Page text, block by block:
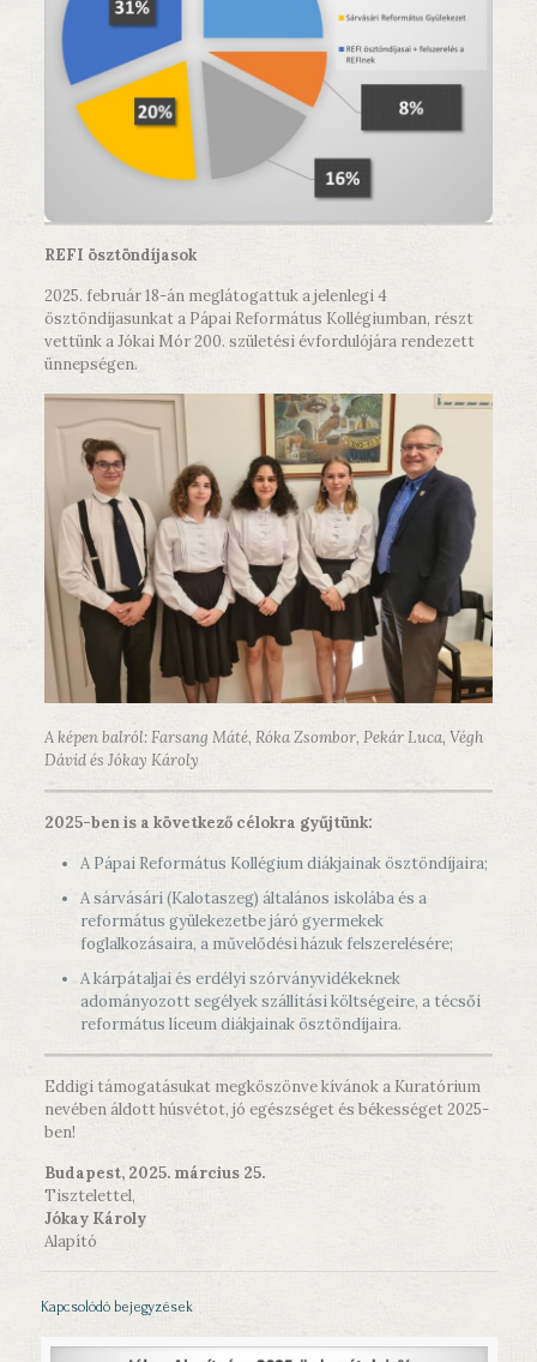
REFI ösztöndíjasok
2025. február 18-án meglátogattuk a jelenlegi 4
ösztöndíjasunkat a Pápai Református Kollégiumban, részt
vettünk a Jókai Mór 200. születési évfordulójára rendezett
ünnepségen.
A képen balról: Farsang Máté, Róka Zsombor, Pekár Luca, Végh
Dávid és Jókay Károly
2025-ben is a következő célokra gyűjtünk:
A Pápai Református Kollégium diákjainak ösztöndíjaira;
A sárvásári (Kalotaszeg) általános iskolába és a
református gyülekezetbe járó gyermekek
foglalkozásaira, a művelődési házuk felszerelésére;
A kárpátaljai és erdélyi szórványvidékeknek
adományozott segélyek szállítási költségeire, a técsői
református líceum diákjainak ösztöndíjaira.
Eddigi támogatásukat megköszönve kívánok a Kuratórium
nevében áldott húsvétot, jó egészséget és békességet 2025-
ben!
Budapest, 2025. március 25.
Tisztelettel,
Jókay Károly
Alapító
Kapcsolódó bejegyzések